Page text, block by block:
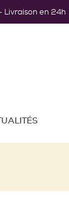
Livraison en 24h